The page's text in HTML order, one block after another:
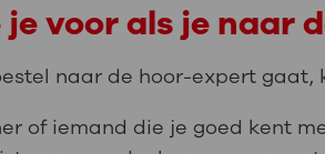
je voor als je naar
naar de hoor-expert gaat,
of iemand die je goed kent